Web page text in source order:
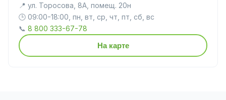
📍 ул. Торосова, 8А, помещ. 20н
🕒 09:00-18:00, пн, вт, ср, чт, пт, сб, вс
📞 8 800 333-67-78
На карте